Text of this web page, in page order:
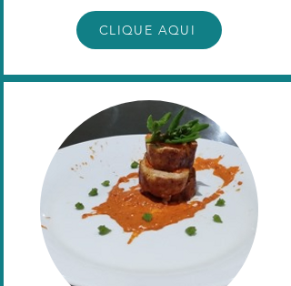
CLIQUE AQUI